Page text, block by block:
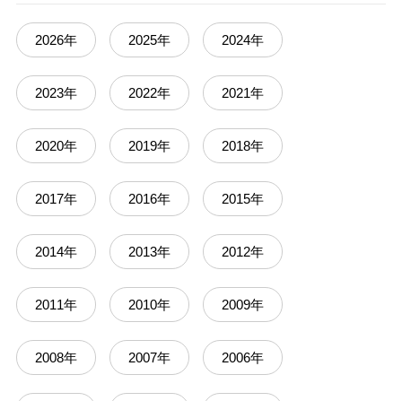
2026年 2025年 2024年
2023年 2022年 2021年
2020年 2019年 2018年
2017年 2016年 2015年
2014年 2013年 2012年
2011年 2010年 2009年
2008年 2007年 2006年